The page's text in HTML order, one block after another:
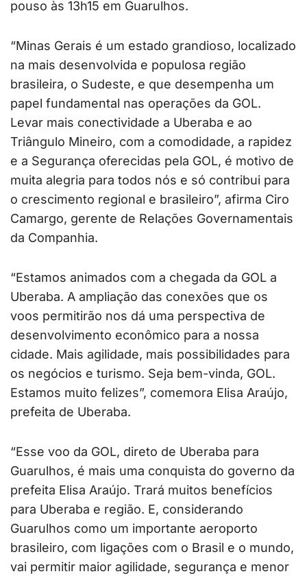
pouso às 13h15 em Guarulhos.
“Minas Gerais é um estado grandioso, localizado
na mais desenvolvida e populosa região
brasileira, o Sudeste, e que desempenha um
papel fundamental nas operações da GOL.
Levar mais conectividade a Uberaba e ao
Triângulo Mineiro, com a comodidade, a rapidez
e a Segurança oferecidas pela GOL, é motivo de
muita alegria para todos nós e só contribui para
o crescimento regional e brasileiro”, afirma Ciro
Camargo, gerente de Relações Governamentais
da Companhia.
“Estamos animados com a chegada da GOL a
Uberaba. A ampliação das conexões que os
voos permitirão nos dá uma perspectiva de
desenvolvimento econômico para a nossa
cidade. Mais agilidade, mais possibilidades para
os negócios e turismo. Seja bem-vinda, GOL.
Estamos muito felizes”, comemora Elisa Araújo,
prefeita de Uberaba.
“Esse voo da GOL, direto de Uberaba para
Guarulhos, é mais uma conquista do governo da
prefeita Elisa Araújo. Trará muitos benefícios
para Uberaba e região. E, considerando
Guarulhos como um importante aeroporto
brasileiro, com ligações com o Brasil e o mundo,
vai permitir maior agilidade, segurança e menor